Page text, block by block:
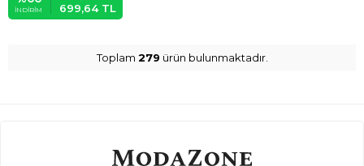
İNDIRIM 699,64TL
Toplam 279 ürün bulunmaktadır.